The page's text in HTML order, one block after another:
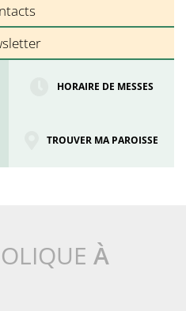
HORAIRE DE MESSES
TROUVER MA PAROISSE
À